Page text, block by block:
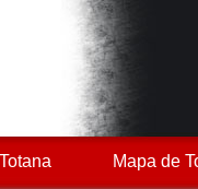
Mapa de